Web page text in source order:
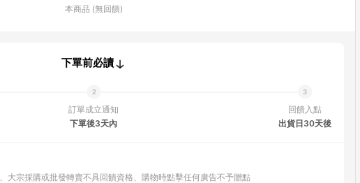
本商品 (無回饋)
下單前必讀
訂單成立通知
下單後3天內
回饋入點
出貨日30天後
大宗採購或批發轉賣不具回饋資格 購物時點擊任何廣告不予贈點